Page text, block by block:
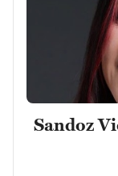
Sandoz